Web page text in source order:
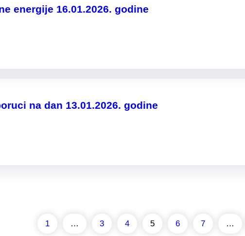
energije 16.01.2026. godine
na dan 13.01.2026. godine
1 … 3 4 5 6 7 …